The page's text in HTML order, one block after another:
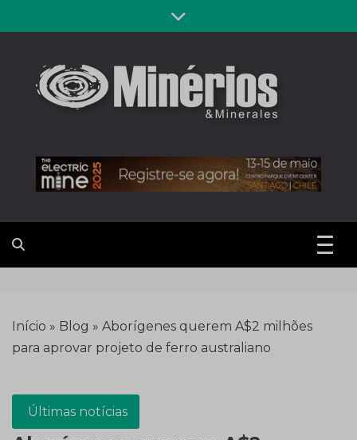
to
Revista
Minérios &
Minerales
Início » Blog » Aborígenes querem A$2 milhões
para aprovar projeto de ferro australiano
Últimas notícias